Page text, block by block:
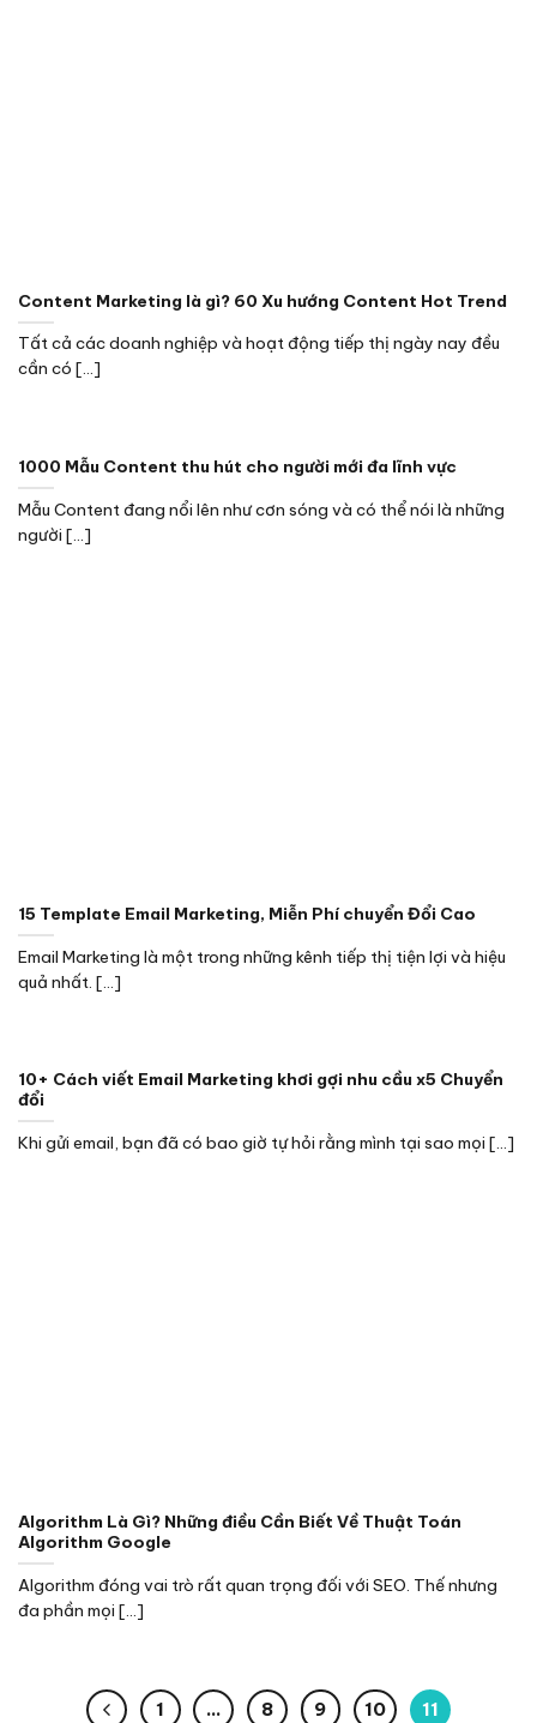
Content Marketing là gì? 60 Xu hướng Content Hot Trend
Tất cả các doanh nghiệp và hoạt động tiếp thị ngày nay đều
cần có [...]
1000 Mẫu Content thu hút cho người mới đa lĩnh vực
Mẫu Content đang nổi lên như cơn sóng và có thể nói là những
người [...]
15 Template Email Marketing, Miễn Phí chuyển Đổi Cao
Email Marketing là một trong những kênh tiếp thị tiện lợi và hiệu
quả nhất. [...]
10+ Cách viết Email Marketing khơi gợi nhu cầu x5 Chuyển
đổi
Khi gửi email, bạn đã có bao giờ tự hỏi rằng mình tại sao mọi [...]
Algorithm Là Gì? Những điều Cần Biết Về Thuật Toán
Algorithm Google
Algorithm đóng vai trò rất quan trọng đối với SEO. Thế nhưng
đa phần mọi [...]
1 … 8 9 10 11